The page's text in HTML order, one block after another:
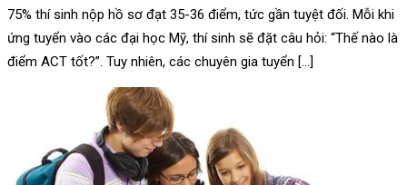
75% thí sinh nộp hồ sơ đạt 35-36 điểm, tức gần tuyệt đối. Mỗi khi
ứng tuyển vào các đại học Mỹ, thí sinh sẽ đặt câu hỏi: “Thế nào là
điểm ACT tốt?”. Tuy nhiên, các chuyên gia tuyển […]